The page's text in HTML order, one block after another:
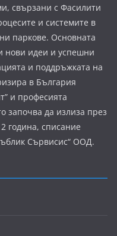
свързани с Фасилити
и системите в
паркове. Основната
нови идеи и успешни
и поддръжката на
в България
и професията
започва да излиза през
година, списание
Сървисис“ ООД.